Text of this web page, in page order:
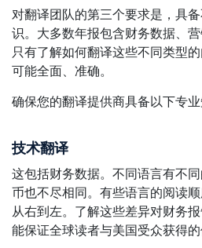
对翻译团队的第三个要求是，具
识。大多数年报包含财务数据、营
只有了解如何翻译这些不同类型
可能全面、准确。
确保您的翻译提供商具备以下专业
技术翻译
这包括财务数据。不同语言有不
币也不尽相同。有些语言的阅读
从右到左。了解这些差异对财务
能保证全球读者与美国受众获得的